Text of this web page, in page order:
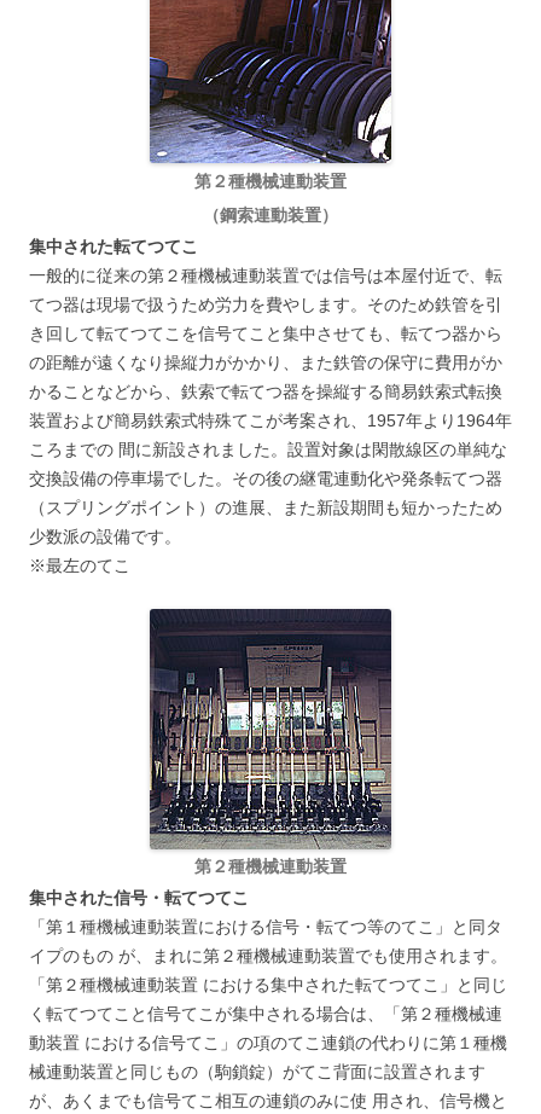
第２種機械連動装置
（鋼索連動装置）
集中された転てつてこ
一般的に従来の第２種機械連動装置では信号は本屋付近で、転
てつ器は現場で扱うため労力を費やします。そのため鉄管を引
き回して転てつてこを信号てこと集中させても、転てつ器から
の距離が遠くなり操縦力がかかり、また鉄管の保守に費用がか
かることなどから、鉄索で転てつ器を操縦する簡易鉄索式転換
装置および簡易鉄索式特殊てこが考案され、1957年より1964年
ころまでの 間に新設されました。設置対象は閑散線区の単純な
交換設備の停車場でした。その後の継電連動化や発条転てつ器
（スプリングポイント）の進展、また新設期間も短かったため
少数派の設備です。
※最左のてこ
第２種機械連動装置
集中された信号・転てつてこ
「第１種機械連動装置における信号・転てつ等のてこ」と同タ
イプのもの が、まれに第２種機械連動装置でも使用されます。
「第２種機械連動装置 における集中された転てつてこ」と同じ
く転てつてこと信号てこが集中される場合は、「第２種機械連
動装置 における信号てこ」の項のてこ連鎖の代わりに第１種機
械連動装置と同じもの（駒鎖錠）がてこ背面に設置されます
が、あくまでも信号てこ相互の連鎖のみに使 用され、信号機と